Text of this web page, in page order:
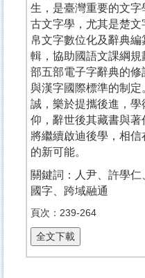
生，是臺灣重要的文
古文字學，尤其是楚
帛文字數位化及辭典
輯，協助國語文課綱
部五部電子字辭典的
與漢字國際標準的制
誠，樂於提攜後進，
仰，辭世後其藏書與
將繼續啟迪後學，相
的新可能。
關鍵詞：人尹、許學
國字、跨域融通
頁次：239-264